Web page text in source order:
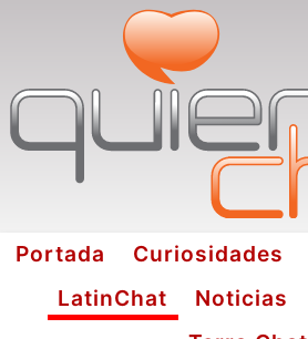
Portada Curiosidades
LatinChat
Noticias